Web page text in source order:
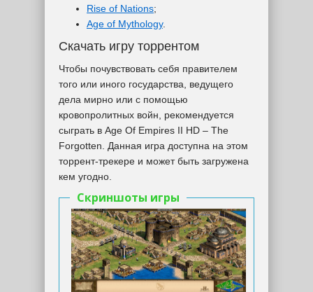
Rise of Nations;
Age of Mythology.
Скачать игру торрентом
Чтобы почувствовать себя правителем
того или иного государства, ведущего
дела мирно или с помощью
кровопролитных войн, рекомендуется
сыграть в Age Of Empires II HD – The
Forgotten. Данная игра доступна на этом
торрент-трекере и может быть загружена
кем угодно.
Скриншоты игры